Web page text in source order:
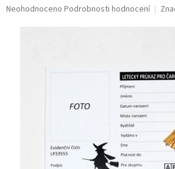
Průměrné
Neohodnoceno Podrobnosti hodnocení